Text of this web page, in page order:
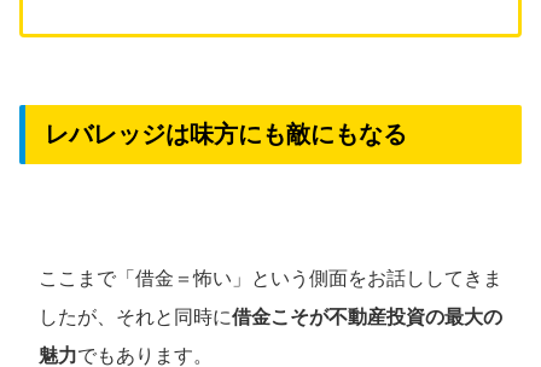
レバレッジは味方にも敵にもなる
ここまで「借金＝怖い」という側面をお話ししてきま
したが、それと同時に借金こそが不動産投資の最大の
魅力でもあります。